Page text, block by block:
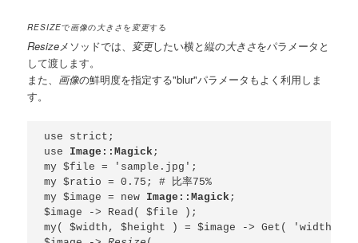
RESIZEで画像の 大きさ を 変更する
Resizeメソッドでは、 変更したい横と縦の大きさをパラメータと
して渡します。
また、 画像の鮮明度を指定する"blur"パラメータもよく利用しま
す。
use strict;
use Image::Magick ;
my $file = 'sample.jpg';
my $ratio = 0.75; # 比率75%
my $image = new Image::Magick ;
$image -> Read( $file );
my( $width, $height ) = $image -> Get(